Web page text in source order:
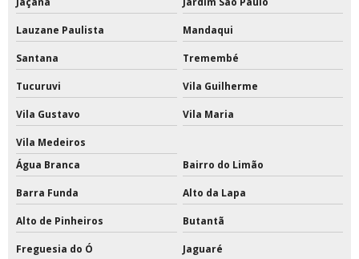
Redes esportivas
Redes esportivas de proteção
Redes esportivas para quadras
Redes esportivas sob medida
Reformas em quadras esportivas
Tabela de basquete acrilico oficial preço
Tabela de basquete com estrutura de ferro
Lauzane Paulista Mandaqui
Santana Tremembé
Tucuruvi Vila Guilherme
Vila Gustavo Vila Maria
Vila Medeiros
Água Branca
Bairro do Limão
Barra Funda Alto da Lapa
Alto de Pinheiros Butantã
Freguesia do Ó Jaguaré